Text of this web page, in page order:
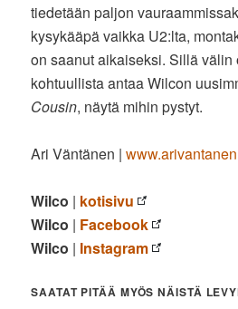
tiedetään paljon
kysykääpä vaikka U2:lta,
on saanut aikaiseksi. Sillä välin
kohtuullista antaa Wilcon
Cousin, näytä mihin pystyt.
Ari Väntänen |
Wilco | kotisivu
Wilco | Facebook
Wilco | Instagram
SAATAT PITÄÄ MYÖS NÄISTÄ